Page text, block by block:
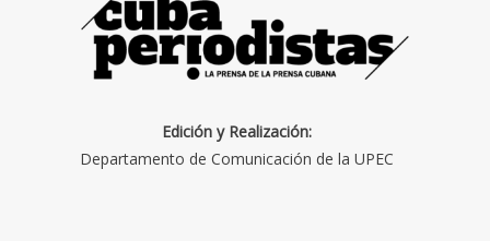
Edición y Realización:
Departamento de Comunicación de la UPEC